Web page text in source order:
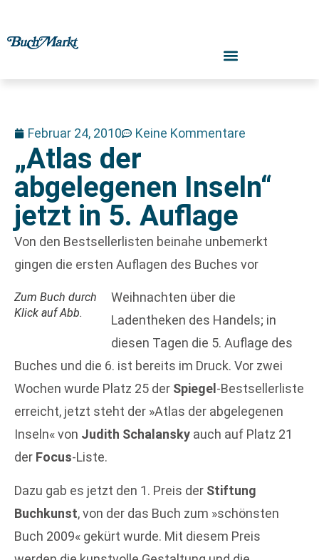
Februar 24, 2010 Keine Kommentare
„Atlas der
abgelegenen Inseln“
jetzt in 5. Auflage
Von den Bestsellerlisten beinahe unbemerkt
gingen die ersten Auflagen des Buches vor
Zum Buch durch
Klick auf Abb.
Weihnachten über die
Ladentheken des Handels; in
diesen Tagen die 5. Auflage des
Buches und die 6. ist bereits im Druck. Vor zwei
Wochen wurde Platz 25 der Spiegel -Bestsellerliste
erreicht, jetzt steht der »Atlas der abgelegenen
Inseln« von Judith Schalansky auch auf Platz 21
der Focus-Liste.
Dazu gab es jetzt den 1. Preis der Stiftung
Buchkunst, von der das Buch zum »schönsten
Buch 2009« gekürt wurde. Mit diesem Preis